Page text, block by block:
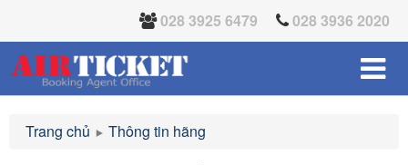
028 3925 6479 028 3936 2020
Trang chủ Thông tin hãng